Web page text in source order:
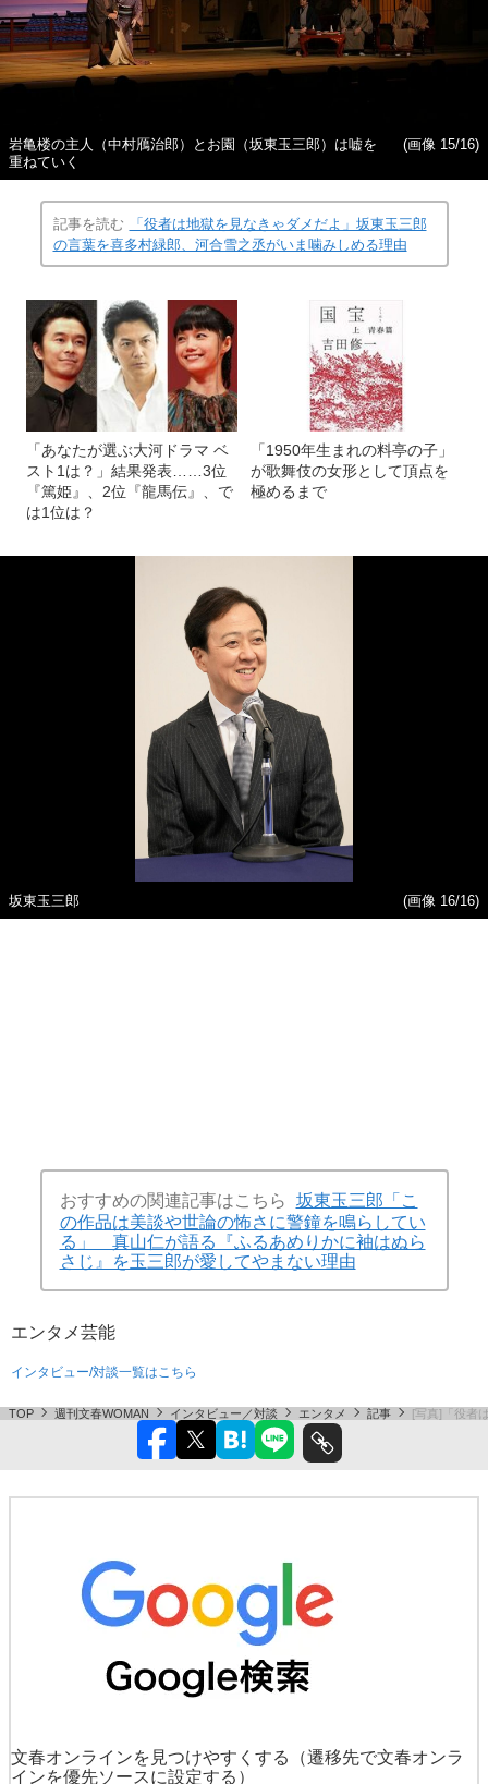
岩亀楼の主人（中村鴈治郎）とお園（坂東玉三郎）は嘘を
重ねていく
(画像 15/16)
記事を読む
「役者は地獄を見なきゃダメだよ」坂東玉三郎
の言葉を喜多村緑郎、河合雪之丞がいま噛みしめる理由
「あなたが選ぶ大河ドラマ ベ
スト1は？」結果発表……3位
『篤姫』、2位『龍馬伝』、で
は1位は？
「1950年生まれの料亭の子」
が歌舞伎の女形として頂点を
極めるまで
坂東玉三郎 (画像 16/16)
おすすめの関連記事はこちら
坂東玉三郎「こ
の作品は美談や世論の怖さに警鐘を鳴らしてい
る」 真山仁が語る『ふるあめりかに袖はぬら
さじ』を玉三郎が愛してやまない理由
エンタメ芸能
インタビュー/対談一覧はこちら
TOP 週刊文春WOMAN インタビュー／対談 エンタメ 記事 [写真]「役者
文春オンラインを見つけやすくする
（遷移先で文春オンラ
インを優先ソースに設定する）